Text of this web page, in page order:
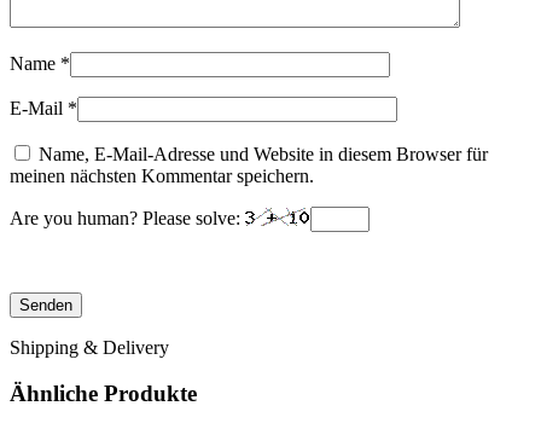
Name *
E-Mail *
Name, E-Mail-Adresse und Website in diesem Browser für
meinen nächsten Kommentar speichern.
Are you human? Please solve:
Shipping & Delivery
Ähnliche Produkte